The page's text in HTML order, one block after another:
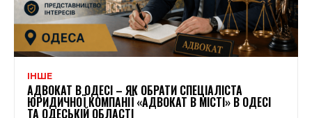
ІНШЕ
АДВОКАТ В ОДЕСІ – ЯК ОБРАТИ СПЕЦІАЛІСТА
ЮРИДИЧНОЇ КОМПАНІЇ «АДВОКАТ В МІСТІ» В ОДЕСІ
ТА ОДЕСЬКІЙ ОБЛАСТІ